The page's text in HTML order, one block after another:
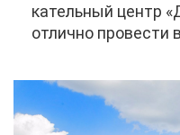
ка­тель­ный центр
от­лич­но про­ве­сти